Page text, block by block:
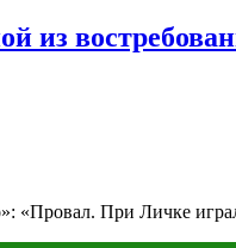
из
«Провал. При Личке